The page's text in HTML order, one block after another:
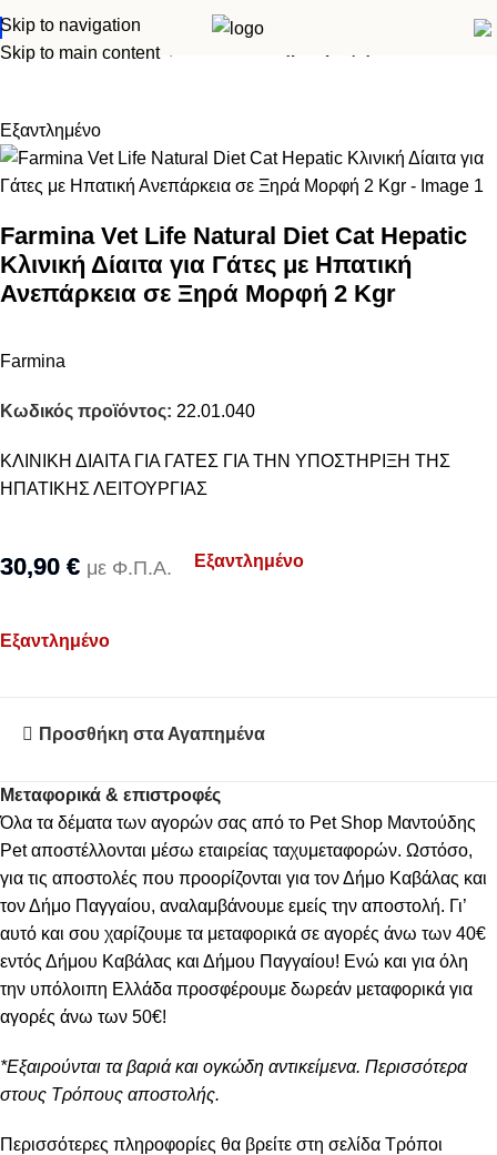
Skip to navigation
Skip to main content
Αρχική σελίδα Κλινική δίαιτα
Εξαντλημένο
Farmina Vet Life Natural Diet Cat Hepatic
Κλινική Δίαιτα για Γάτες με Ηπατική
Ανεπάρκεια σε Ξηρά Μορφή 2 Kgr
Farmina
Κωδικός προϊόντος: 22.01.040
ΚΛΙΝΙΚΗ ΔΙΑΙΤΑ ΓΙΑ ΓΑΤΕΣ ΓΙΑ ΤΗΝ ΥΠΟΣΤΗΡΙΞΗ ΤΗΣ
ΗΠΑΤΙΚΗΣ ΛΕΙΤΟΥΡΓΙΑΣ
30,90 € με Φ.Π.Α. Εξαντλημένο
Εξαντλημένο
Προσθήκη στα Αγαπημένα
Μεταφορικά & επιστροφές
Όλα τα δέματα των αγορών σας από το Pet Shop Μαντούδης
Pet αποστέλλονται μέσω εταιρείας ταχυμεταφορών. Ωστόσο,
για τις αποστολές που προορίζονται για τον Δήμο Καβάλας και
τον Δήμο Παγγαίου, αναλαμβάνουμε εμείς την αποστολή. Γι’
αυτό και σου χαρίζουμε τα μεταφορικά σε αγορές άνω των 40€
εντός Δήμου Καβάλας και Δήμου Παγγαίου! Ενώ και για όλη
την υπόλοιπη Ελλάδα προσφέρουμε δωρεάν μεταφορικά για
αγορές άνω των 50€!
*Εξαιρούνται τα βαριά και ογκώδη αντικείμενα. Περισσότερα
στους Τρόπους αποστολής.
Περισσότερες πληροφορίες θα βρείτε στη σελίδα Τρόποι